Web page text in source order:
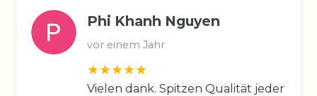
Phi Khanh Nguyen
vor einem Jahr
Vielen dank. Spitzen Qualität jeder